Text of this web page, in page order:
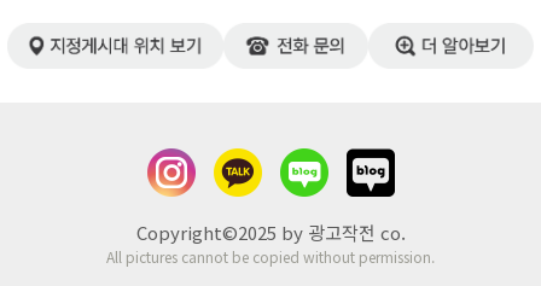
Copyright©2025 by 광고작전 co.
All pictures cannot be copied without permission.